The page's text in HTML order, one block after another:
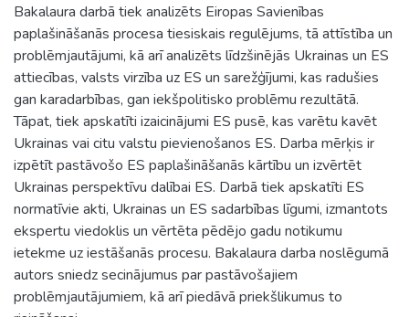
Bakalaura darbā tiek analizēts Eiropas Savienības
paplašināšanās procesa tiesiskais regulējums, tā attīstība un
problēmjautājumi, kā arī analizēts līdzšinējās Ukrainas un ES
attiecības, valsts virzība uz ES un sarežģījumi, kas radušies
gan karadarbības, gan iekšpolitisko problēmu rezultātā.
Tāpat, tiek apskatīti izaicinājumi ES pusē, kas varētu kavēt
Ukrainas vai citu valstu pievienošanos ES. Darba mērķis ir
izpētīt pastāvošo ES paplašināšanās kārtību un izvērtēt
Ukrainas perspektīvu dalībai ES. Darbā tiek apskatīti ES
normatīvie akti, Ukrainas un ES sadarbības līgumi, izmantots
ekspertu viedoklis un vērtēta pēdējo gadu notikumu
ietekme uz iestāšanās procesu. Bakalaura darba noslēgumā
autors sniedz secinājumus par pastāvošajiem
problēmjautājumiem, kā arī piedāvā priekšlikumus to